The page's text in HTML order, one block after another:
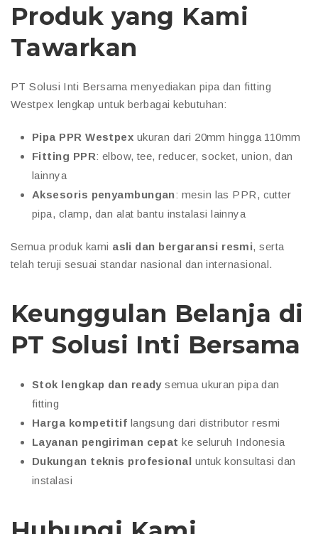
Produk yang Kami
Tawarkan
PT Solusi Inti Bersama menyediakan pipa dan fitting
Westpex lengkap untuk berbagai kebutuhan:
Pipa PPR Westpex ukuran dari 20mm hingga 110mm
Fitting PPR: elbow, tee, reducer, socket, union, dan
lainnya
Aksesoris penyambungan: mesin las PPR, cutter
pipa, clamp, dan alat bantu instalasi lainnya
Semua produk kami asli dan bergaransi resmi, serta
telah teruji sesuai standar nasional dan internasional.
Keunggulan Belanja di
PT Solusi Inti Bersama
Stok lengkap dan readysemua ukuran pipa dan
fitting
Harga kompetitif langsung dari distributor resmi
Layanan pengiriman cepat ke seluruh Indonesia
Dukungan teknis profesional untuk konsultasi dan
instalasi